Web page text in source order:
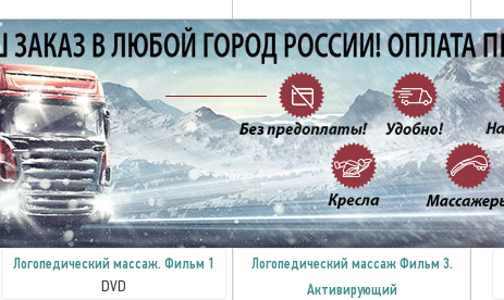
Логопедический массаж. Фильм 1
DVD
Логопедический массаж Фильм 3.
Активирующий